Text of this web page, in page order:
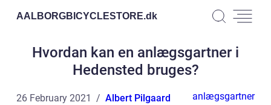
AALBORGBICYCLESTORE.dk
Hvordan kan en anlægsgartner i
Hedensted bruges?
26 February 2021 Albert Pilgaard anlægsgartner